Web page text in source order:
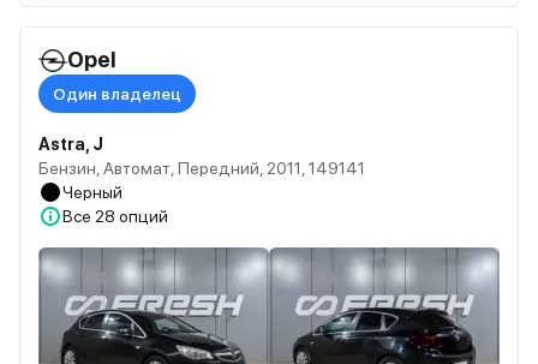
Opel
Один владелец
Astra, J
Бензин, Автомат, Передний, 2011, 149141
Черный
Все 28 опций